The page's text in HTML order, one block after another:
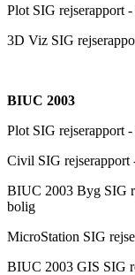
Plot SIG rejserapport
3D Viz SIG
BIUC 2003
Plot SIG rejserapport
Civil SIG rejserapport
BIUC 2003 Byg SIG
bolig
MicroStation SIG
BIUC 2003 GIS SIG